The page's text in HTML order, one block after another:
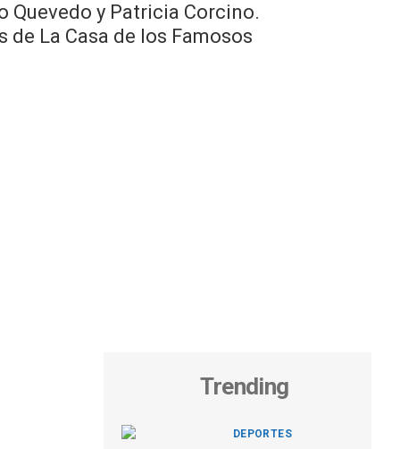
Quevedo y Patricia Corcino.
La Casa de los Famosos
Trending
DEPORTES